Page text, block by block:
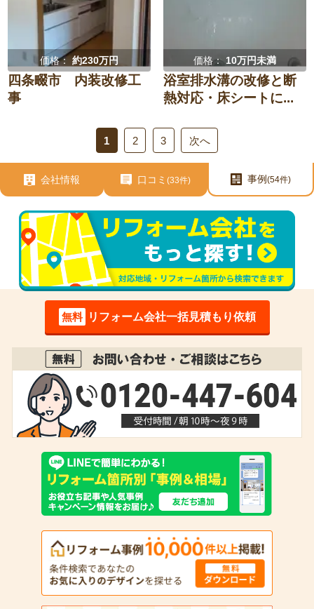
価格：約230万円
四条畷市 内装改修工
事
価格： 10万円未満
浴室排水溝の改修と断
熱対応・床シートに...
1 2 3 次へ
会社情報 口コミ (33件) 事例 (54件)
無料 リフォーム会社一括見積もり依頼